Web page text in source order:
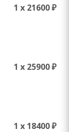
1 x 21600 ₽
1 x 25900 ₽
1 x 18400 ₽